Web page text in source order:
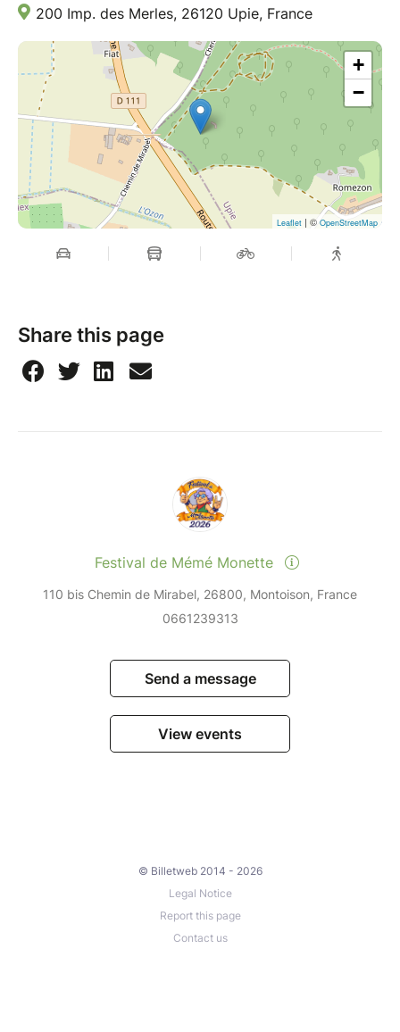
200 Imp. des Merles, 26120 Upie, France
+
−
Leaflet | © OpenStreetMap
Share this page
Festival de Mémé Monette
110 bis Chemin de Mirabel, 26800, Montoison, France
0661239313
Send a message
View events
© Billetweb 2014 - 2026
Legal Notice
Report this page
Contact us